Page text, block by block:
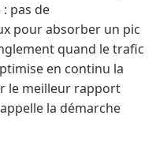
pas de
pour absorber un pic
quand le trafic
en continu la
le meilleur rapport
la démarche